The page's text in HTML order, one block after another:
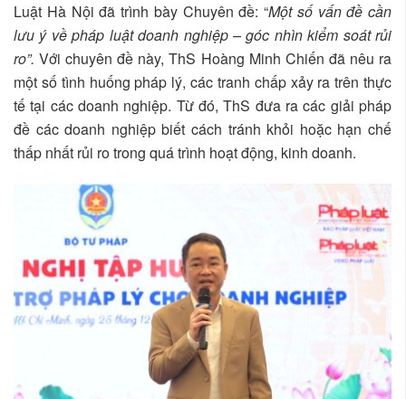
Luật Hà Nội đã trình bày Chuyên đề: “Một số vấn đề cần
lưu ý về pháp luật doanh nghiệp – góc nhìn kiểm soát rủi
ro”. Với chuyên đề này, ThS Hoàng Minh Chiến đã nêu ra
một số tình huống pháp lý, các tranh chấp xảy ra trên thực
tế tại các doanh nghiệp. Từ đó, ThS đưa ra các giải pháp
đề các doanh nghiệp biết cách tránh khỏi hoặc hạn chế
thấp nhất rủi ro trong quá trình hoạt động, kinh doanh.